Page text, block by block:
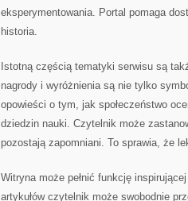
eksperymentowania. Portal pomaga
historia.
Istotną częścią tematyki serwisu są
nagrody i wyróżnienia są nie tylko
opowieści o tym, jak społeczeństwo
dziedzin nauki. Czytelnik może
pozostają zapomniani. To sprawia, że
Witryna może pełnić funkcję
artykułów czytelnik może swobodnie